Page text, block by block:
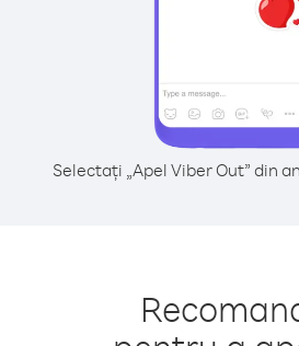
Selectați „Apel Viber Out” din